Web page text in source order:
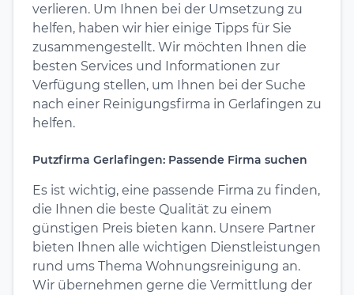
verlieren. Um Ihnen bei der Umsetzung zu
helfen, haben wir hier einige Tipps für Sie
zusammengestellt. Wir möchten Ihnen die
besten Services und Informationen zur
Verfügung stellen, um Ihnen bei der Suche
nach einer Reinigungsfirma in Gerlafingen zu
helfen.
Putzfirma Gerlafingen: Passende Firma suchen
Es ist wichtig, eine passende Firma zu finden,
die Ihnen die beste Qualität zu einem
günstigen Preis bieten kann. Unsere Partner
bieten Ihnen alle wichtigen Dienstleistungen
rund ums Thema Wohnungsreinigung an.
Wir übernehmen gerne die Vermittlung der